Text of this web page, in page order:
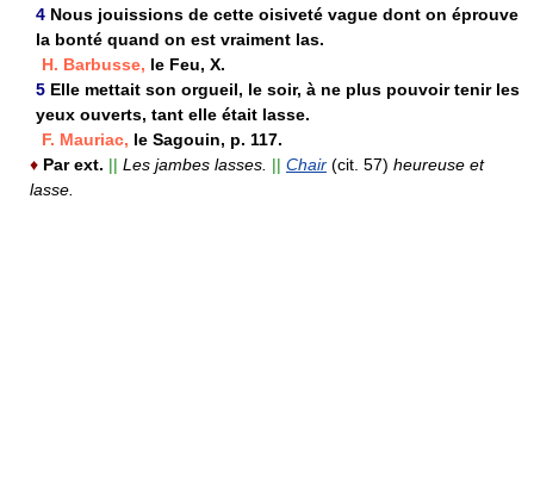
4 Nous jouissions de cette oisiveté vague dont on éprouve
la bonté quand on est vraiment las.
H. Barbusse, le Feu, X.
5 Elle mettait son orgueil, le soir, à ne plus pouvoir tenir les
yeux ouverts, tant elle était lasse.
F. Mauriac, le Sagouin, p. 117.
♦ Par ext. || Les jambes lasses. || Chair (cit. 57) heureuse et
lasse.